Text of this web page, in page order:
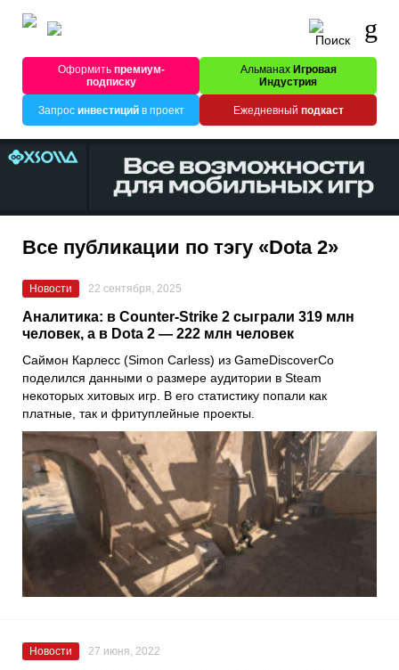
Оформитьпремиум-
подписку
Альманах Игровая
Индустрия
Запрос инвестицийв проект Ежедневный подкаст
Все публикации по тэгу «Dota 2»
Новости 22 сентября, 2025
Аналитика: в Counter-Strike 2 сыграли 319 млн
человек, а в Dota 2 — 222 млн человек
Саймон Карлесс (Simon Carless) из GameDiscoverCo
поделился данными о размере аудитории в Steam
некоторых хитовых игр. В его статистику попали как
платные, так и фритуплейные проекты.
Новости 27 июня, 2022